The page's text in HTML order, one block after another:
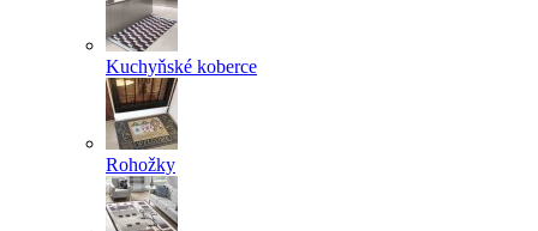
Kuchyňské koberce
Rohožky